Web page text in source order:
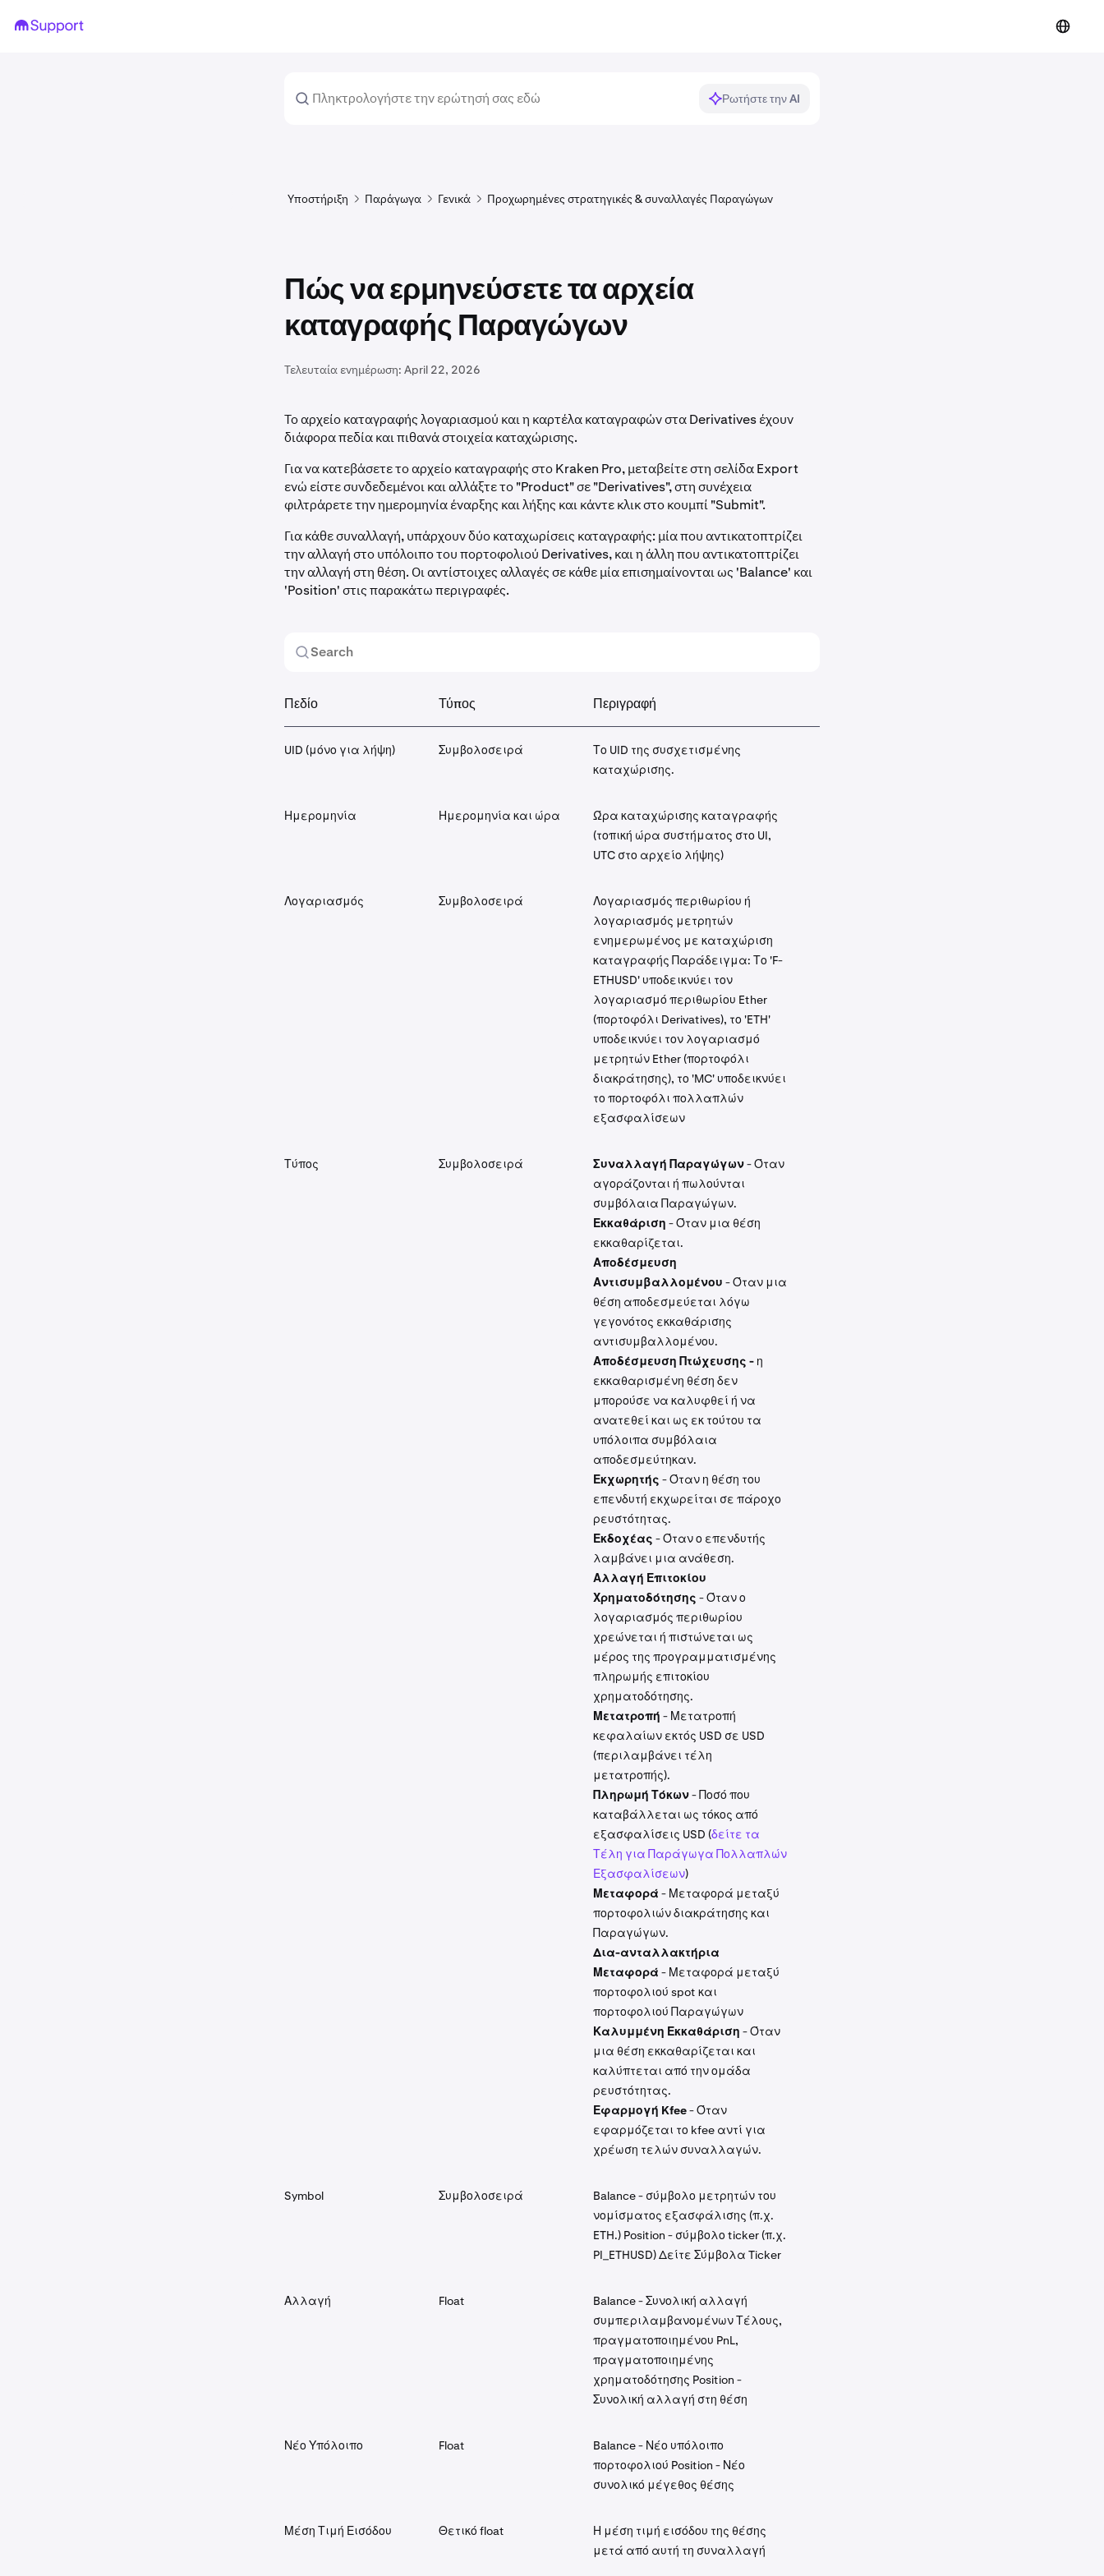
Ρωτήστε την AI
Υποστήριξη Παράγωγα Γενικά Προχωρημένες στρατηγικές & συναλλαγές Παραγώγων
Πώς να ερμηνεύσετε τα αρχεία
καταγραφής Παραγώγων
Τελευταία ενημέρωση: April 22, 2026
Το αρχείο καταγραφής λογαριασμού και η καρτέλα καταγραφών στα Derivatives έχουν
διάφορα πεδία και πιθανά στοιχεία καταχώρισης.
Για να κατεβάσετε το αρχείο καταγραφής στο Kraken Pro, μεταβείτε στη σελίδα Export
ενώ είστε συνδεδεμένοι και αλλάξτε το "Product" σε "Derivatives", στη συνέχεια
φιλτράρετε την ημερομηνία έναρξης και λήξης και κάντε κλικ στο κουμπί "Submit".
Για κάθε συναλλαγή, υπάρχουν δύο καταχωρίσεις καταγραφής: μία που αντικατοπτρίζει
την αλλαγή στο υπόλοιπο του πορτοφολιού Derivatives, και η άλλη που αντικατοπτρίζει
την αλλαγή στη θέση. Οι αντίστοιχες αλλαγές σε κάθε μία επισημαίνονται ως 'Balance' και
'Position' στις παρακάτω περιγραφές.
Πεδίο Τύπος Περιγραφή
UID (μόνο για λήψη) Συμβολοσειρά
Το UID της συσχετισμένης
καταχώρισης.
Ημερομηνία Ημερομηνία και ώρα
Ώρα καταχώρισης καταγραφής
(τοπική ώρα συστήματος στο UI,
UTC στο αρχείο λήψης)
Λογαριασμός Συμβολοσειρά
Λογαριασμός περιθωρίου ή
λογαριασμός μετρητών
ενημερωμένος με καταχώριση
καταγραφής Παράδειγμα: Το 'F-
ETHUSD' υποδεικνύει τον
λογαριασμό περιθωρίου Ether
(πορτοφόλι Derivatives), το 'ETH'
υποδεικνύει τον λογαριασμό
μετρητών Ether (πορτοφόλι
διακράτησης), το 'MC' υποδεικνύει
το πορτοφόλι πολλαπλών
εξασφαλίσεων
Τύπος Συμβολοσειρά Συναλλαγή Παραγώγων- Όταν
αγοράζονται ή πωλούνται
συμβόλαια Παραγώγων.
Εκκαθάριση - Όταν μια θέση
εκκαθαρίζεται.
Αποδέσμευση
Αντισυμβαλλομένου - Όταν μια
θέση αποδεσμεύεται λόγω
γεγονότος εκκαθάρισης
αντισυμβαλλομένου.
Αποδέσμευση Πτώχευσης - η
εκκαθαρισμένη θέση δεν
μπορούσε να καλυφθεί ή να
ανατεθεί και ως εκ τούτου τα
υπόλοιπα συμβόλαια
αποδεσμεύτηκαν.
Εκχωρητής - Όταν η θέση του
επενδυτή εκχωρείται σε πάροχο
ρευστότητας.
Εκδοχέας - Όταν ο επενδυτής
λαμβάνει μια ανάθεση.
Αλλαγή Επιτοκίου
Χρηματοδότησης - Όταν ο
λογαριασμός περιθωρίου
χρεώνεται ή πιστώνεται ως
μέρος της προγραμματισμένης
πληρωμής επιτοκίου
χρηματοδότησης.
Μετατροπή - Μετατροπή
κεφαλαίων εκτός USD σε USD
(περιλαμβάνει τέλη
μετατροπής).
Πληρωμή Τόκων- Ποσό που
καταβάλλεται ως τόκος από
εξασφαλίσεις USD (δείτε τα
Τέλη για Παράγωγα Πολλαπλών
Εξασφαλίσεων)
Μεταφορά - Μεταφορά μεταξύ
πορτοφολιών διακράτησης και
Παραγώγων.
Δια-ανταλλακτήρια
Μεταφορά - Μεταφορά μεταξύ
πορτοφολιού spot και
πορτοφολιού Παραγώγων
Καλυμμένη Εκκαθάριση - Όταν
μια θέση εκκαθαρίζεται και
καλύπτεται από την ομάδα
ρευστότητας.
Εφαρμογή Kfee- Όταν
εφαρμόζεται το kfee αντί για
χρέωση τελών συναλλαγών.
Symbol Συμβολοσειρά
Balance - σύμβολο μετρητών του
νομίσματος εξασφάλισης (π.χ.
ETH.) Position - σύμβολο ticker (π.χ.
PI_ETHUSD) Δείτε Σύμβολα Ticker
Αλλαγή Float
Balance - Συνολική αλλαγή
συμπεριλαμβανομένων Τέλους,
πραγματοποιημένου PnL,
πραγματοποιημένης
χρηματοδότησης Position -
Συνολική αλλαγή στη θέση
Νέο Υπόλοιπο Float
Balance - Νέο υπόλοιπο
πορτοφολιού Position - Νέο
συνολικό μέγεθος θέσης
Μέση Τιμή Εισόδου Θετικό float
Η μέση τιμή εισόδου της θέσης
μετά από αυτή τη συναλλαγή